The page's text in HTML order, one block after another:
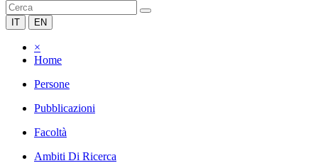
IT EN
×
Home
Persone
Pubblicazioni
Facoltà
Ambiti Di Ricerca